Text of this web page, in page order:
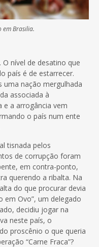
em Brasilia.
nível de desatino que
país é de estarrecer.
uma nação mergulhada
associada à
e a arrogância vem
o país num ente
tisnada pelos
de corrupção foram
em contra-ponto,
querendo a ribalta. Na
do que procurar devia
em Ovo”, um delegado
decidiu jogar na
neste país, o
proscênio o que queria
“Carne Fraca”?